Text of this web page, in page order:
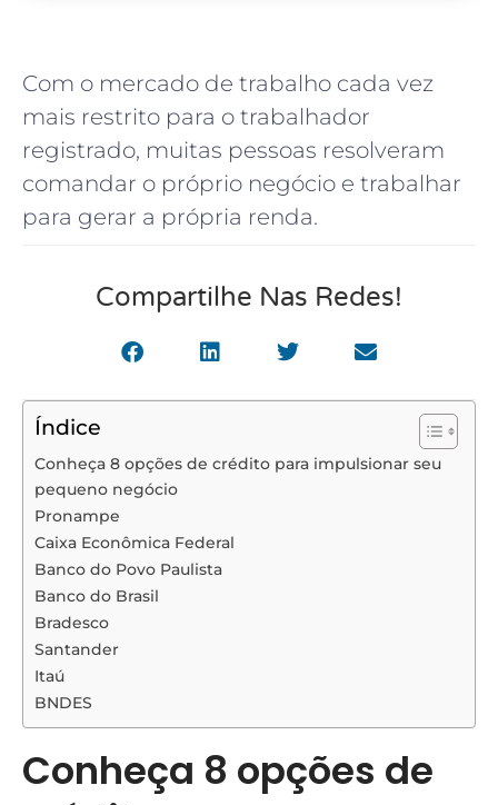
Com o mercado de trabalho cada vez
mais restrito para o trabalhador
registrado, muitas pessoas resolveram
comandar o próprio negócio e trabalhar
para gerar a própria renda.
Compartilhe Nas Redes!
Índice
Conheça 8 opções de crédito para impulsionar seu
pequeno negócio
Pronampe
Caixa Econômica Federal
Banco do Povo Paulista
Banco do Brasil
Bradesco
Santander
Itaú
BNDES
Conheça 8 opções de